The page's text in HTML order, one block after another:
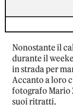
Nonostante il
durante il
in strada per
Accanto a loro
fotografo Mario
suoi ritratti.